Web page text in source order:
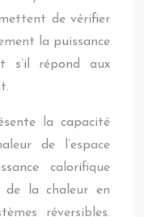
de vérifier
la puissance
s’il répond aux
la capacité
de l’espace
calorifique
de la chaleur en
réversibles.